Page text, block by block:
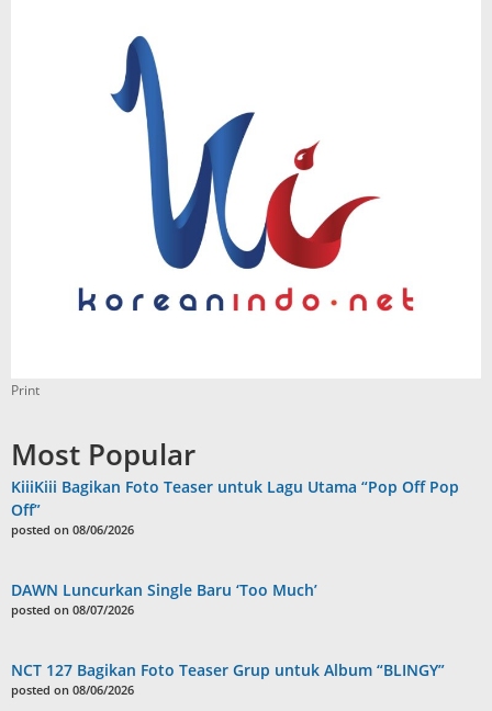
Print
Most Popular
KiiiKiii Bagikan Foto Teaser untuk Lagu Utama “Pop Off Pop
Off”
posted on 08/06/2026
DAWN Luncurkan Single Baru ‘Too Much’
posted on 08/07/2026
NCT 127 Bagikan Foto Teaser Grup untuk Album “BLINGY”
posted on 08/06/2026